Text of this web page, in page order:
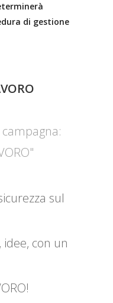
di gestione
sul
idee, con un